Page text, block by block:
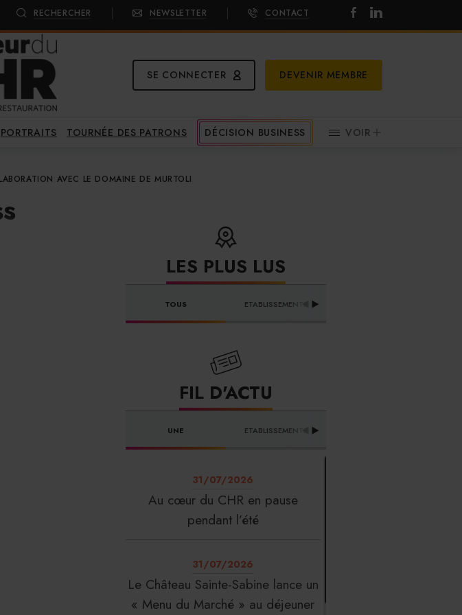
RECHERCHER NEWSLETTER CONTACT
SE CONNECTER DEVENIR MEMBRE
PORTRAITS TOURNÉE DES PATRONS DÉCISION BUSINESS VOIR
AVEC LE DOMAINE DE MURTOLI
LES PLUS LUS
TOUS ETABLISSEMENTS
FIL D'ACTU
UNE ETABLISSEMENTS
31/07/2026
Au cœur du CHR en pause
pendant l’été
31/07/2026
Le Château Sainte-Sabine lance un
« Menu du Marché » au déjeuner